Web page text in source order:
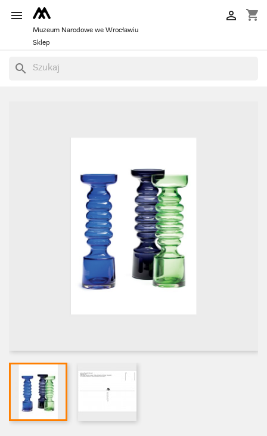
 shopping_cart

Muzeum Narodowe we Wrocławiu
Sklep
search